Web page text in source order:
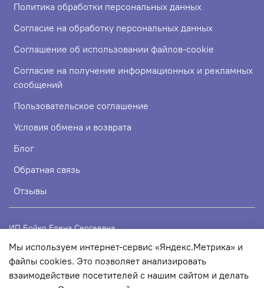
Политика обработки персональных данных
Согласие на обработку персональных данных
Соглашение об использовании файлов-cookie
Согласие на получение информационных и рекламных
сообщений
Пользовательское соглашение
Условия обмена и возврата
Блог
Обратная связь
Отзывы
ИП Бойко Елена Сергеевна
ИНН 720319113307
ОГРНИП 324723200067956
Мы используем интернет-сервис «Яндекс.Метрика» и
файлы cookies. Это позволяет анализировать
взаимодействие посетителей с нашим сайтом и делать